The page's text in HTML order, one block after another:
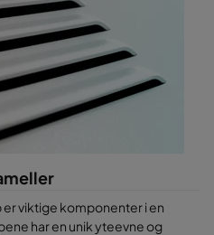
viktige komponenter i en
har en unik yteevne og